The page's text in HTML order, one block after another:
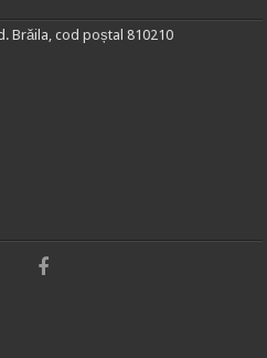
Brăila, cod poștal 810210